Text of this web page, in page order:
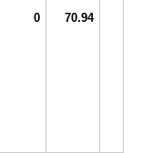
0 70.94